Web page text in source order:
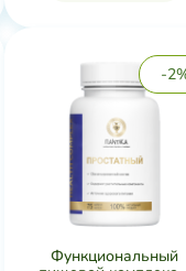
-
Функциональный